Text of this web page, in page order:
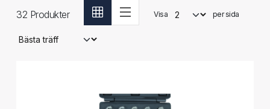
32 Produkter Visa per sida